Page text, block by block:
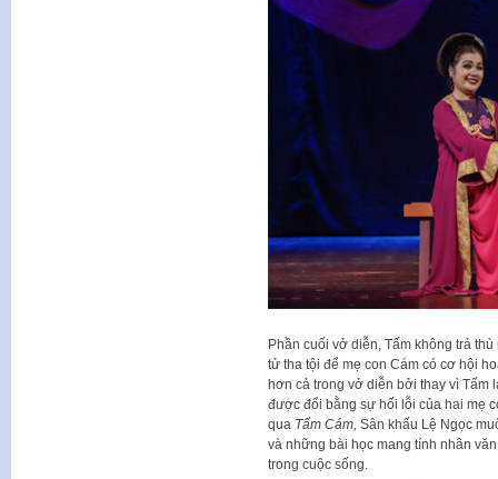
Phần cuối vở diễn, Tấm không trả
tử tha tội để mẹ con Cám có cơ hội
hơn cả trong vở diễn bởi thay vì Tấm
được đổi bằng sự hối lỗi của hai mẹ
qua Tấm Cám, Sân khấu Lệ Ngọc
và những bài học mang tính nhân
trong cuộc sống.